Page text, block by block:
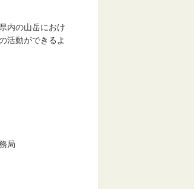
内の山岳におけ
動ができるよ
局